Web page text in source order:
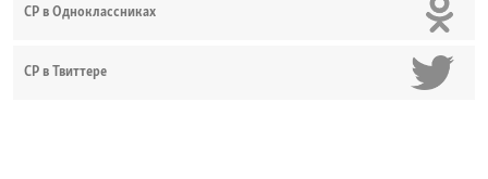
СР в Одноклассниках
СР в Твиттере